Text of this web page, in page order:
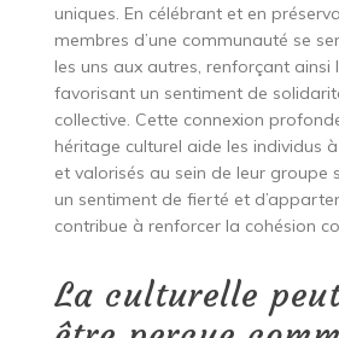
uniques. En célébrant et en
membres d’une communauté se
les uns aux autres, renforçant ainsi
favorisant un sentiment de
collective. Cette connexion
héritage culturel aide les individus
et valorisés au sein de leur groupe
un sentiment de fierté et
contribue à renforcer la cohésion
La culturelle